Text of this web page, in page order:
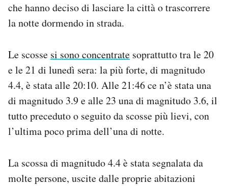
Esci
che hanno deciso di lasciare la città o trascorrere
la notte dormendo in strada.
Le scosse si sono concentrate soprattutto tra le 20
e le 21 di lunedì sera: la più forte, di magnitudo
4.4, è stata alle 20:10. Alle 21:46 ce n’è stata una
di magnitudo 3.9 e alle 23 una di magnitudo 3.6, il
tutto preceduto o seguito da scosse più lievi, con
l’ultima poco prima dell’una di notte.
La scossa di magnitudo 4.4 è stata segnalata da
molte persone, uscite dalle proprie abitazioni